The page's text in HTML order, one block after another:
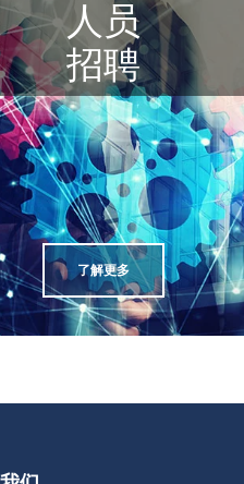
人员
招聘
了解更多